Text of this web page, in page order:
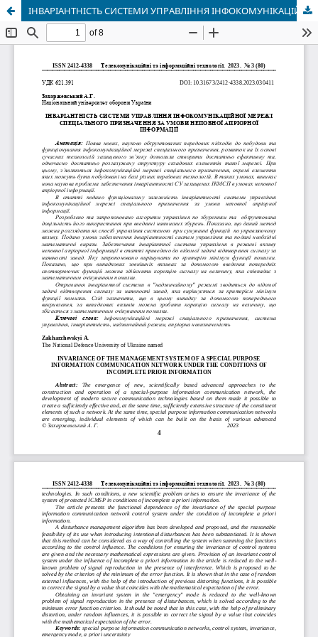
ІНВАРІАНТНІСТЬ СИСТЕМИ УПРАВЛІННЯ ІНФОКОМУНІКАЦІЙНОЇ МЕРЕЖІ СПЕЦІАЛЬНОГО ПРИЗНАЧЕННЯ ЗА УМОВИ НЕПОВНОЇ АПРІОРНОЇ ІНФОРМАЦІЇ